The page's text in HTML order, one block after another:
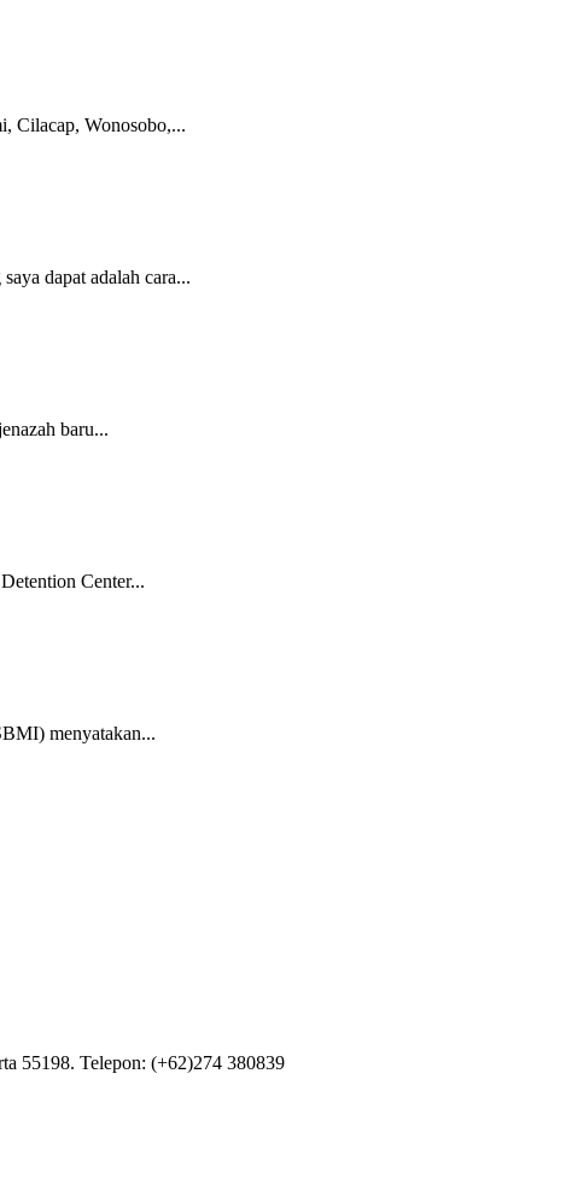
Cilacap, Wonosobo,...
dapat adalah cara...
baru...
Center...
menyatakan...
55198. Telepon: (+62)274 380839